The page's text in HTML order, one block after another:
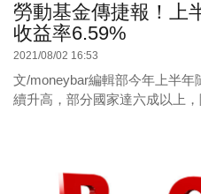
勞動基金傳捷報！上
收益率6.59%
2021/08/02 16:53
文/moneybar編輯部今年上半
續升高，部分國家達六成以上